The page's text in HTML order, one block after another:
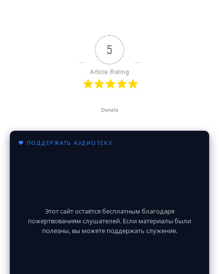
5
Article Rating
Donate
♥ ПОДДЕРЖАТЬ АУДИОТЕКУ
Этот сайт остаётся бесплатным благодаря
пожертвованиям слушателей. Если материалы были
полезны, вы можете поддержать служение.